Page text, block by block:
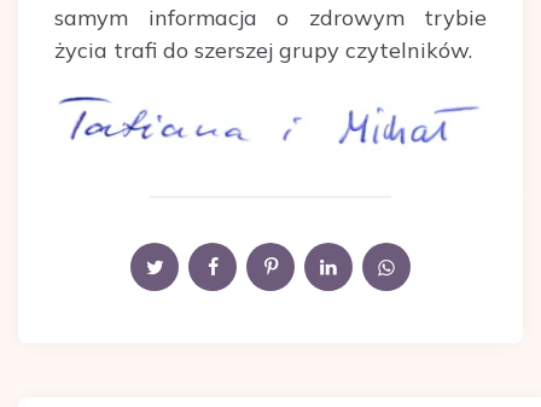
samym informacja o zdrowym trybie
życia trafi do szerszej grupy czytelników.